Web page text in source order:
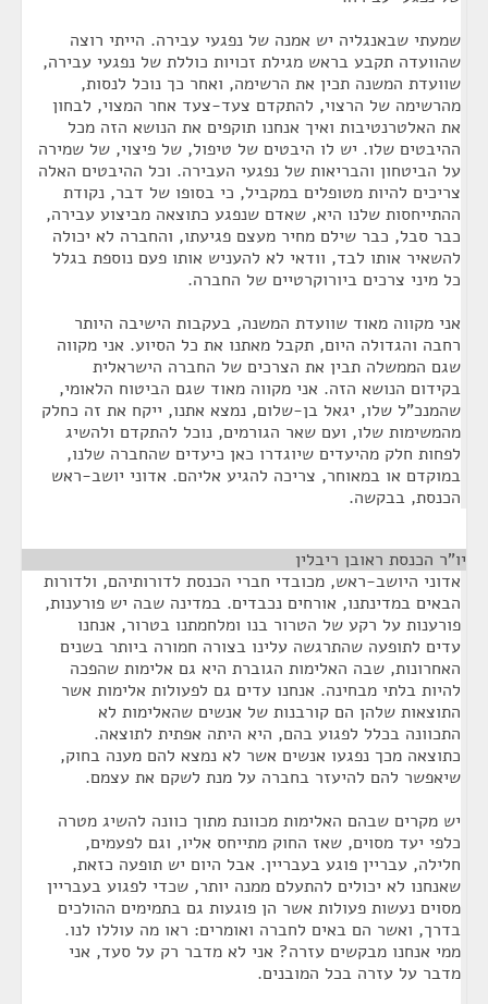
שמעתי שבאנגליה יש אמנה של נפגעי עבירה. הייתי רוצה
שהוועדה תקבע בראש מגילת זכויות כוללת של נפגעי עבירה,
שוועדת המשנה תכין את הרשימה, ואחר כך נוכל לנסות,
מהרשימה של הרצוי, להתקדם צעד-צעד אחר המצוי, לבחון
את האלטרנטיבות ואיך אנחנו תוקפים את הנושא הזה מכל
ההיבטים שלו. יש לו היבטים של טיפול, של פיצוי, של שמירה
על הביטחון והבריאות של נפגעי העבירה. וכל ההיבטים האלה
צריכים להיות מטופלים במקביל, כי בסופו של דבר, נקודת
ההתייחסות שלנו היא, שאדם שנפגע כתוצאה מביצוע עבירה,
כבר סבל, כבר שילם מחיר מעצם פגיעתו, והחברה לא יכולה
להשאיר אותו לבד, וודאי לא להעניש אותו פעם נוספת בגלל
כל מיני צרכים ביורוקרטיים של החברה.
אני מקווה מאוד שוועדת המשנה, בעקבות הישיבה היותר
רחבה והגדולה היום, תקבל מאתנו את כל הסיוע. אני מקווה
שגם הממשלה תבין את הצרכים של החברה הישראלית
בקידום הנושא הזה. אני מקווה מאוד שגם הביטוח הלאומי,
שהמנכ"ל שלו, יגאל בן-שלום, נמצא אתנו, ייקח את זה כחלק
מהמשימות שלו, ועם שאר הגורמים, נוכל להתקדם ולהשיג
לפחות חלק מהיעדים שיוגדרו כאן כיעדים שהחברה שלנו,
במוקדם או במאוחר, צריכה להגיע אליהם. אדוני יושב-ראש
הכנסת, בבקשה.
יו"ר הכנסת ראובן ריבלין
אדוני היושב-ראש, מכובדי חברי הכנסת לדורותיהם, ולדורות
הבאים במדינתנו, אורחים נכבדים. במדינה שבה יש פורענות,
פורענות על רקע של הטרור בנו ומלחמתנו בטרור, אנחנו
עדים לתופעה שהתרגשה עלינו בצורה חמורה ביותר בשנים
האחרונות, שבה האלימות הגוברת היא גם אלימות שהפכה
להיות בלתי מבחינה. אנחנו עדים גם לפעולות אלימות אשר
התוצאות שלהן הם קורבנות של אנשים שהאלימות לא
התכוונה בכלל לפגוע בהם, היא היתה אפתית לתוצאה.
כתוצאה מכך נפגעו אנשים אשר לא נמצא להם מענה בחוק,
שיאפשר להם להיעזר בחברה על מנת לשקם את עצמם.
יש מקרים שבהם האלימות מכוונת מתוך כוונה להשיג מטרה
כלפי יעד מסוים, שאז החוק מתייחס אליו, וגם לפעמים,
חלילה, עבריין פוגע בעבריין. אבל היום יש תופעה כזאת,
שאנחנו לא יכולים להתעלם ממנה יותר, שכדי לפגוע בעבריין
מסוים נעשות פעולות אשר הן פוגעות גם בתמימים ההולכים
בדרך, ואשר הם באים לחברה ואומרים: ראו מה עוללו לנו.
ממי אנחנו מבקשים עזרה? אני לא מדבר רק על סעד, אני
מדבר על עזרה בכל המובנים.